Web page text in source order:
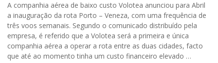
A companhia aérea de baixo custo Volotea anunciou para Abril
a inauguração da rota Porto – Veneza, com uma frequência de
três voos semanais. Segundo o comunicado distribuído pela
empresa, é referido que a Volotea será a primeira e única
companhia aérea a operar a rota entre as duas cidades, facto
que até ao momento tinha um custo financeiro elevado …